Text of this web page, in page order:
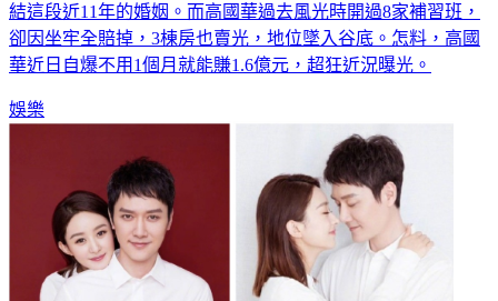
結這段近11年的婚姻。而高國華過去風光時開過8家補習班，
卻因坐牢全賠掉，3棟房也賣光，地位墜入谷底。怎料，高國
華近日自爆不用1個月就能賺1.6億元，超狂近況曝光。
娛樂